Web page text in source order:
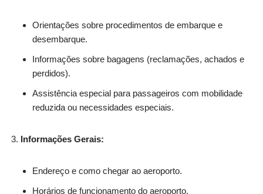
Orientações sobre procedimentos de embarque e
desembarque.
Informações sobre bagagens (reclamações, achados e
perdidos).
Assistência especial para passageiros com mobilidade
reduzida ou necessidades especiais.
Informações Gerais:
Endereço e como chegar ao aeroporto.
Horários de funcionamento do aeroporto.